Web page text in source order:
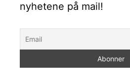
nyhetene på mail!